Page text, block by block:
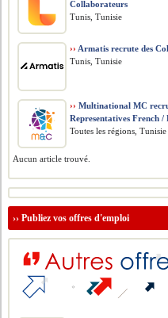
Collaborateurs
Tunis, Tunisie
›› Armatis recrute des
Tunis, Tunisie
›› Multinational MC
Representatives French /
Toutes les régions, Tunisie
Aucun article trouvé.
››Publiez vos offres d'emploi